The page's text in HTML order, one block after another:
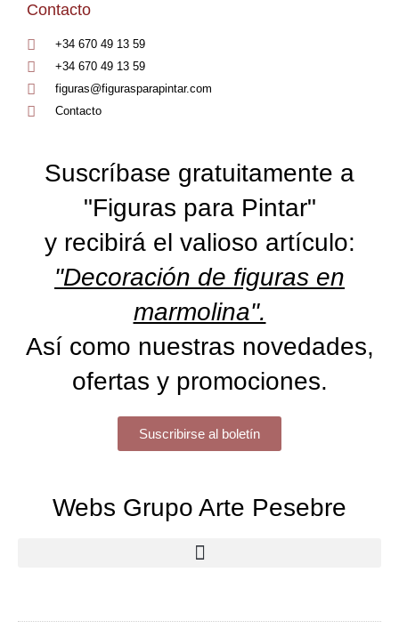
Contacto
+34 670 49 13 59
+34 670 49 13 59
figuras@figurasparapintar.com
Contacto
Suscríbase gratuitamente a
"Figuras para Pintar"
y recibirá el valioso artículo:
"Decoración de figuras en
marmolina".
Así como nuestras novedades,
ofertas y promociones.
Suscribirse al boletín
Webs Grupo Arte Pesebre